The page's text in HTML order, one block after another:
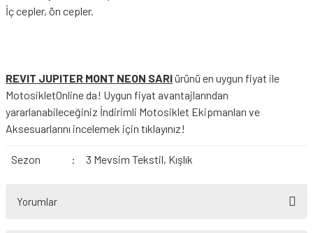
İç cepler, ön cepler.
REVIT JUPITER MONT NEON SARIürünü en uygun fiyat ile
MotosikletOnline da! Uygun fiyat avantajlarından
yararlanabileceğiniz İndirimli Motosiklet Ekipmanları ve
Aksesuarlarını incelemek için tıklayınız!
Sezon : 3 Mevsim Tekstil, Kışlık
Yorumlar